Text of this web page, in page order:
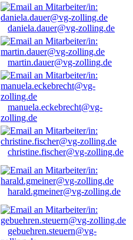
daniela.dauer@vg-zolling.de
martin.dauer@vg-zolling.de
manuela.eckebrecht@vg-
zolling.de
christine.fischer@vg-zolling.de
harald.gmeiner@vg-zolling.de
gebuehren.steuern@vg-